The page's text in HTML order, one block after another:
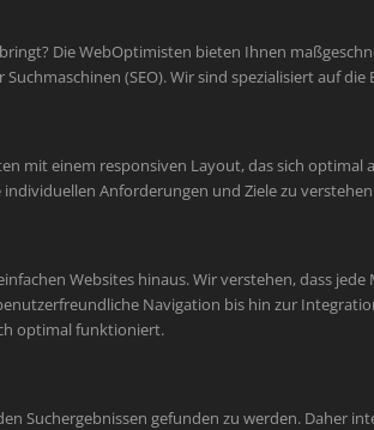
Die WebOptimisten bieten Ihnen
(SEO). Wir sind spezialisiert auf
mit einem responsiven Layout, das sich
Anforderungen und Ziele zu
Websites hinaus. Wir verstehen, dass
Navigation bis hin zur
optimal funktioniert.
Suchergebnissen gefunden zu werden. Daher